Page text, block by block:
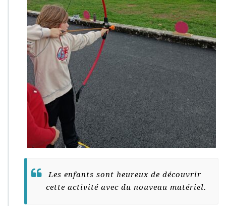
Les enfants sont heureux de découvrir
cette activité avec du nouveau matériel.